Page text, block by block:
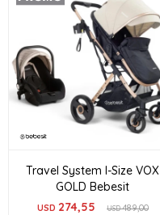
Travel System I-Size VOX
GOLD Bebesit
USD 274,55 USD489,00